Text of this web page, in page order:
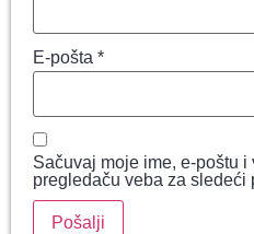
E-pošta *
Sačuvaj moje ime, e-poštu i
pregledaču veba za sledeći